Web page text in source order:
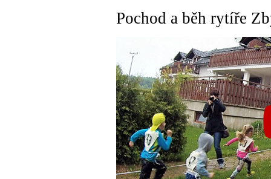
Pochod a běh rytíře